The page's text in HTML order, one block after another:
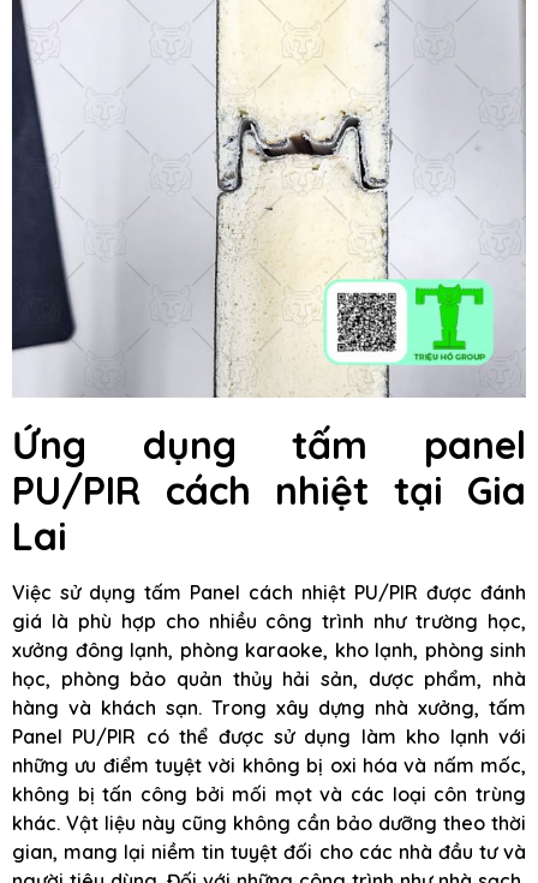
Ứng dụng tấm panel
PU/PIR cách nhiệt tại Gia
Lai
Việc sử dụng tấm Panel cách nhiệt PU/PIR được đánh
giá là phù hợp cho nhiều công trình như trường học,
xưởng đông lạnh, phòng karaoke, kho lạnh, phòng sinh
học, phòng bảo quản thủy hải sản, dược phẩm, nhà
hàng và khách sạn. Trong xây dựng nhà xưởng, tấm
Panel PU/PIR có thể được sử dụng làm kho lạnh với
những ưu điểm tuyệt vời không bị oxi hóa và nấm mốc,
không bị tấn công bởi mối mọt và các loại côn trùng
khác. Vật liệu này cũng không cần bảo dưỡng theo thời
gian, mang lại niềm tin tuyệt đối cho các nhà đầu tư và